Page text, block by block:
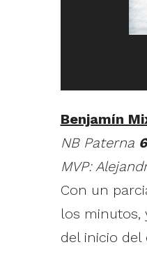
Benjamín
NB Paterna
MVP:
Con un
los minutos,
del inicio del